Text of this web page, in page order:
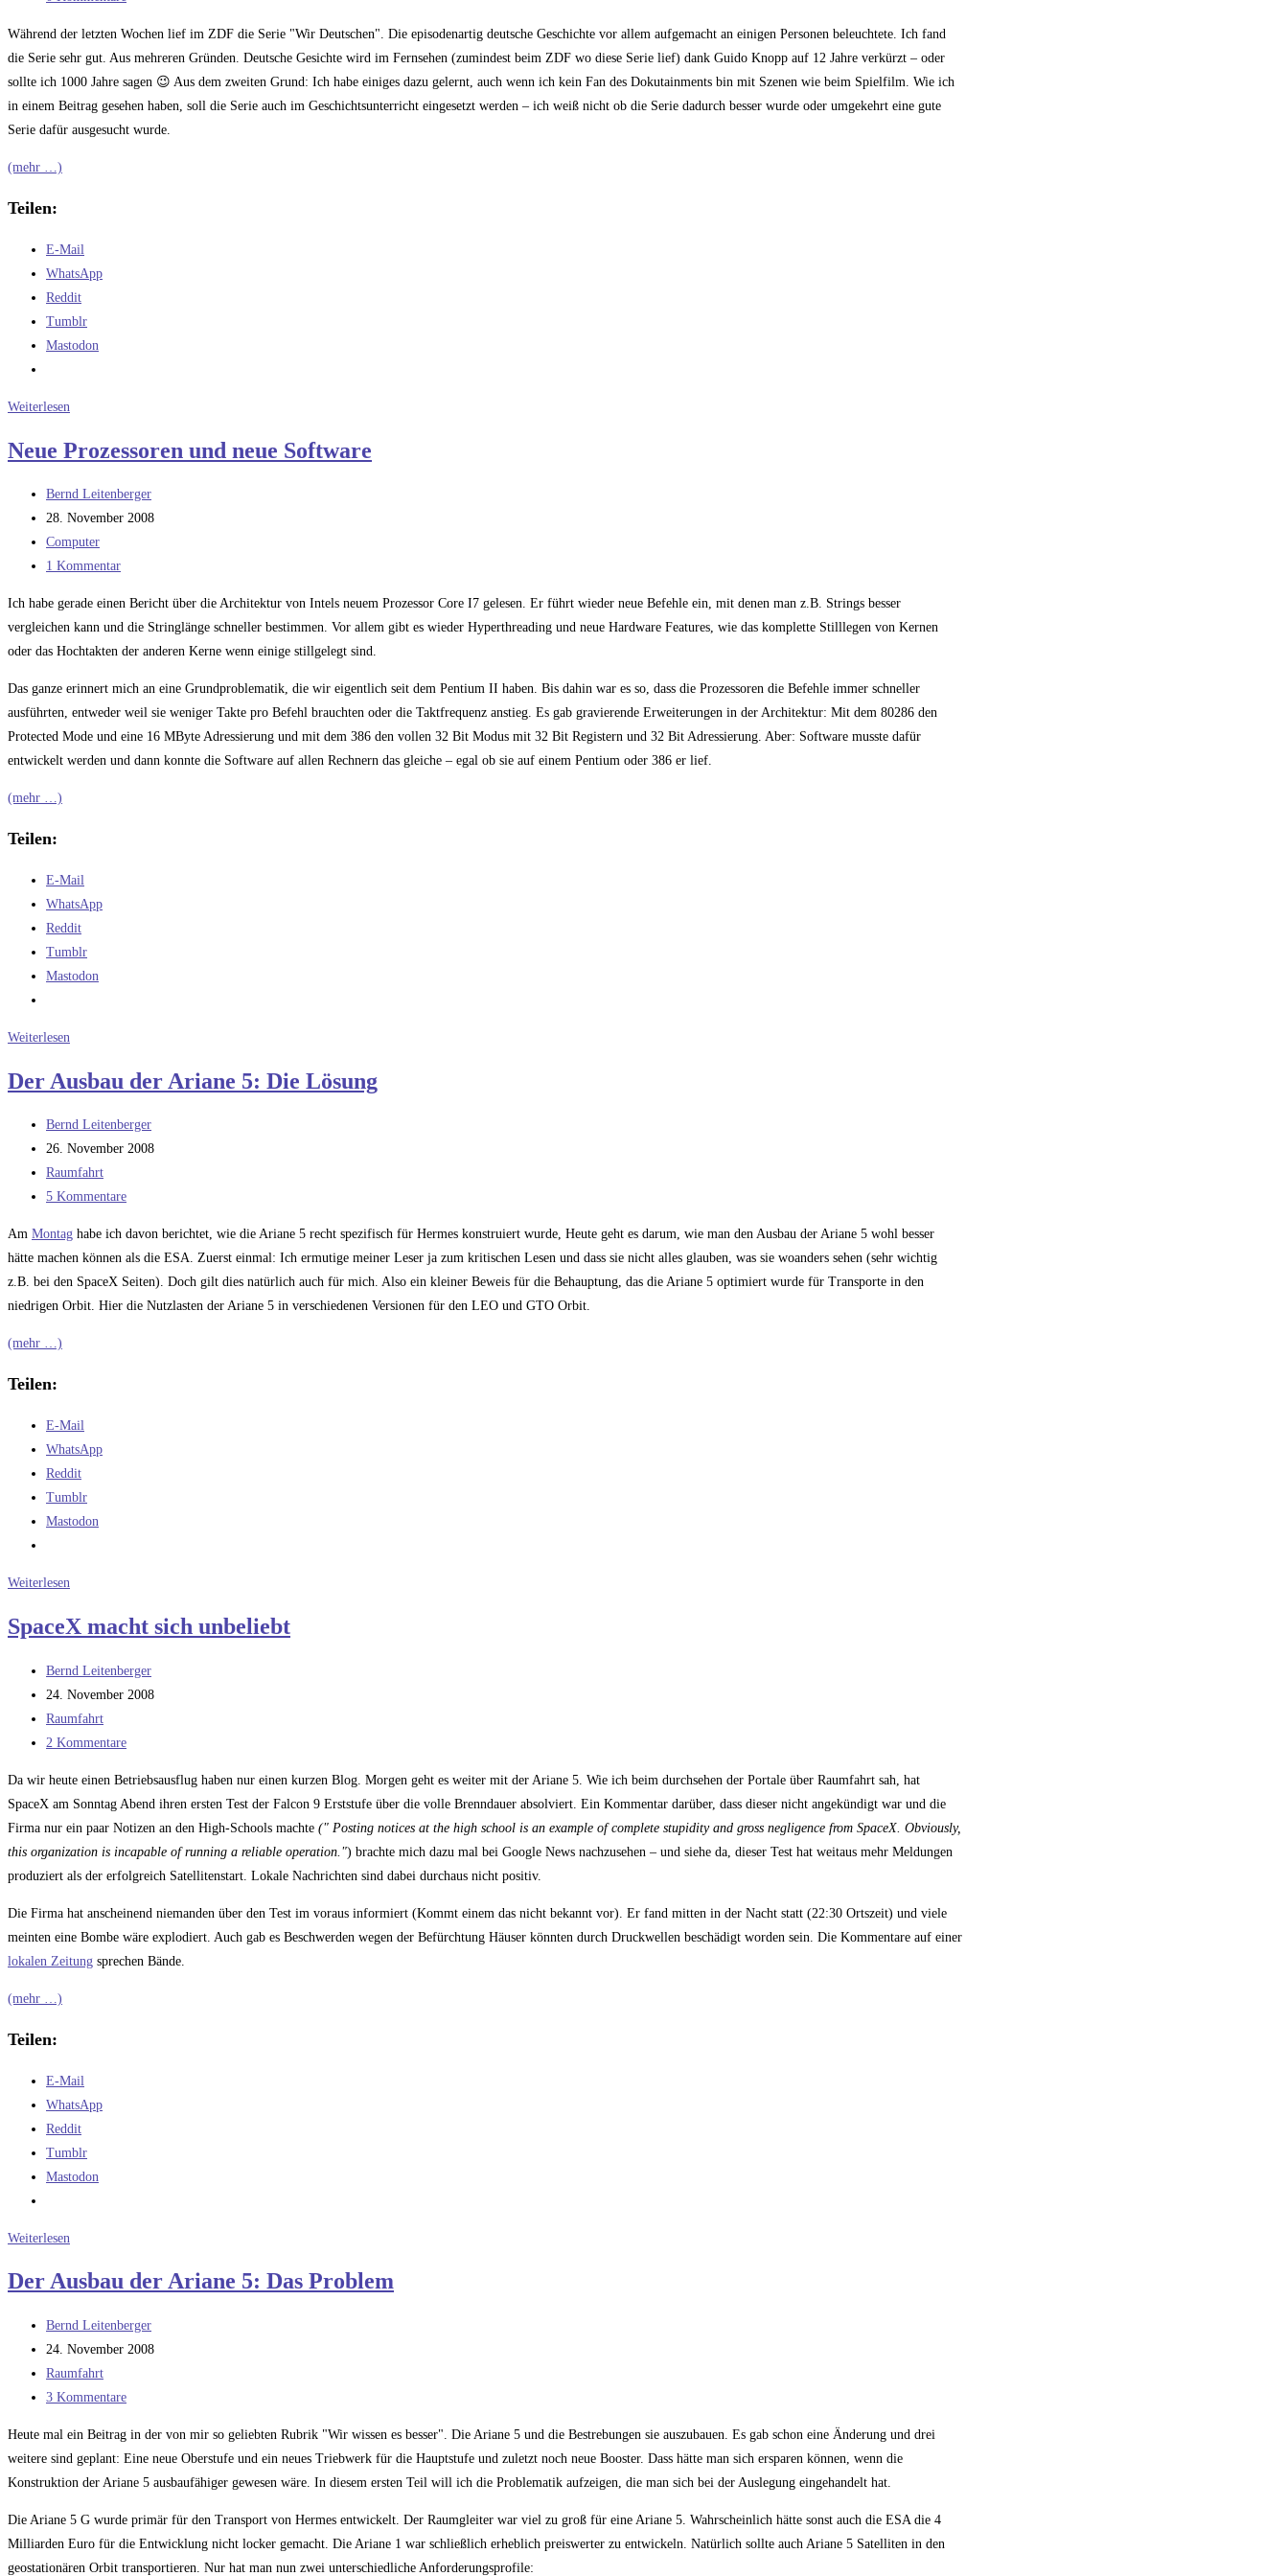
Während der letzten Wochen lief im ZDF die Serie "Wir Deutschen". Die episodenartig deutsche Geschichte vor allem aufgemacht an einigen Personen beleuchtete. Ich fand
die Serie sehr gut. Aus mehreren Gründen. Deutsche Gesichte wird im Fernsehen (zumindest beim ZDF wo diese Serie lief) dank Guido Knopp auf 12 Jahre verkürzt – oder
sollte ich 1000 Jahre sagen 😉 Aus dem zweiten Grund: Ich habe einiges dazu gelernt, auch wenn ich kein Fan des Dokutainments bin mit Szenen wie beim Spielfilm. Wie ich
in einem Beitrag gesehen haben, soll die Serie auch im Geschichtsunterricht eingesetzt werden – ich weiß nicht ob die Serie dadurch besser wurde oder umgekehrt eine gute
Serie dafür ausgesucht wurde.
(mehr …)
Teilen:
E-Mail
WhatsApp
Reddit
Tumblr
Mastodon
Weiterlesen
mit
und
dem
Nationalstolz
Neue Prozessoren und neue Software
Beitrags-
Autor:
Bernd Leitenberger
Beitrag
veröffentlicht:
28. November 2008
Beitrags-
Kategorie:
Computer
Beitrags-
1 Kommentar
Ich habe gerade einen Bericht über die Architektur von Intels neuem Prozessor Core I7 gelesen. Er führt wieder neue Befehle ein, mit denen man z.B. Strings besser
vergleichen kann und die Stringlänge schneller bestimmen. Vor allem gibt es wieder Hyperthreading und neue Hardware Features, wie das komplette Stilllegen von Kernen
oder das Hochtakten der anderen Kerne wenn einige stillgelegt sind.
Das ganze erinnert mich an eine Grundproblematik, die wir eigentlich seit dem Pentium II haben. Bis dahin war es so, dass die Prozessoren die Befehle immer schneller
ausführten, entweder weil sie weniger Takte pro Befehl brauchten oder die Taktfrequenz anstieg. Es gab gravierende Erweiterungen in der Architektur: Mit dem 80286 den
Protected Mode und eine 16 MByte Adressierung und mit dem 386 den vollen 32 Bit Modus mit 32 Bit Registern und 32 Bit Adressierung. Aber: Software musste dafür
entwickelt werden und dann konnte die Software auf allen Rechnern das gleiche – egal ob sie auf einem Pentium oder 386 er lief.
(mehr …)
Teilen:
E-Mail
WhatsApp
Reddit
Tumblr
Mastodon
Weiterlesen
und
Software
Der Ausbau der Ariane 5: Die Lösung
Beitrags-
Autor:
Bernd Leitenberger
Beitrag
veröffentlicht:
26. November 2008
Beitrags-
Kategorie:
Raumfahrt
Beitrags-
5 Kommentare
Am Montag habe ich davon berichtet, wie die Ariane 5 recht spezifisch für Hermes konstruiert wurde, Heute geht es darum, wie man den Ausbau der Ariane 5 wohl besser
hätte machen können als die ESA. Zuerst einmal: Ich ermutige meiner Leser ja zum kritischen Lesen und dass sie nicht alles glauben, was sie woanders sehen (sehr wichtig
z.B. bei den SpaceX Seiten). Doch gilt dies natürlich auch für mich. Also ein kleiner Beweis für die Behauptung, das die Ariane 5 optimiert wurde für Transporte in den
niedrigen Orbit. Hier die Nutzlasten der Ariane 5 in verschiedenen Versionen für den LEO und GTO Orbit.
(mehr …)
Teilen:
E-Mail
WhatsApp
Reddit
Tumblr
Mastodon
Weiterlesen
der
5:
Die
Lösung
SpaceX macht sich unbeliebt
Beitrags-
Autor:
Bernd Leitenberger
Beitrag
veröffentlicht:
24. November 2008
Beitrags-
Kategorie:
Raumfahrt
Beitrags-
2 Kommentare
Da wir heute einen Betriebsausflug haben nur einen kurzen Blog. Morgen geht es weiter mit der Ariane 5. Wie ich beim durchsehen der Portale über Raumfahrt sah, hat
SpaceX am Sonntag Abend ihren ersten Test der Falcon 9 Erststufe über die volle Brenndauer absolviert. Ein Kommentar darüber, dass dieser nicht angekündigt war und die
Firma nur ein paar Notizen an den High-Schools machte (" Posting notices at the high school is an example of complete stupidity and gross negligence from SpaceX. Obviously,
this organization is incapable of running a reliable operation.") brachte mich dazu mal bei Google News nachzusehen – und siehe da, dieser Test hat weitaus mehr Meldungen
produziert als der erfolgreich Satellitenstart. Lokale Nachrichten sind dabei durchaus nicht positiv.
Die Firma hat anscheinend niemanden über den Test im voraus informiert (Kommt einem das nicht bekannt vor). Er fand mitten in der Nacht statt (22:30 Ortszeit) und viele
meinten eine Bombe wäre explodiert. Auch gab es Beschwerden wegen der Befürchtung Häuser könnten durch Druckwellen beschädigt worden sein. Die Kommentare auf einer
lokalen Zeitung sprechen Bände.
(mehr …)
Teilen:
E-Mail
WhatsApp
Reddit
Tumblr
Mastodon
Weiterlesen
sich
Der Ausbau der Ariane 5: Das Problem
Beitrags-
Autor:
Bernd Leitenberger
Beitrag
veröffentlicht:
24. November 2008
Beitrags-
Kategorie:
Raumfahrt
Beitrags-
3 Kommentare
Heute mal ein Beitrag in der von mir so geliebten Rubrik "Wir wissen es besser". Die Ariane 5 und die Bestrebungen sie auszubauen. Es gab schon eine Änderung und drei
weitere sind geplant: Eine neue Oberstufe und ein neues Triebwerk für die Hauptstufe und zuletzt noch neue Booster. Dass hätte man sich ersparen können, wenn die
Konstruktion der Ariane 5 ausbaufähiger gewesen wäre. In diesem ersten Teil will ich die Problematik aufzeigen, die man sich bei der Auslegung eingehandelt hat.
Die Ariane 5 G wurde primär für den Transport von Hermes entwickelt. Der Raumgleiter war viel zu groß für eine Ariane 5. Wahrscheinlich hätte sonst auch die ESA die 4
Milliarden Euro für die Entwicklung nicht locker gemacht. Die Ariane 1 war schließlich erheblich preiswerter zu entwickeln. Natürlich sollte auch Ariane 5 Satelliten in den
geostationären Orbit transportieren. Nur hat man nun zwei unterschiedliche Anforderungsprofile: